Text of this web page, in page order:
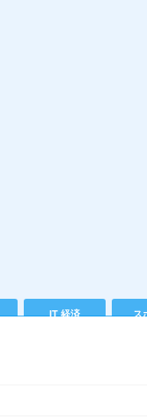
IT 経済 ス